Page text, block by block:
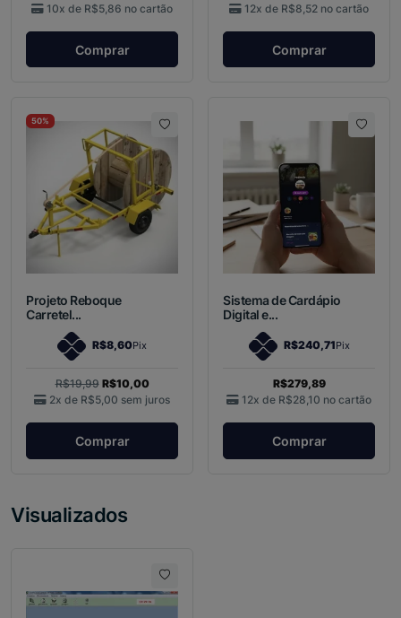
10x de R$5,86 no cartão
Comprar
12x de R$8,52 no cartão
Comprar
50%
Projeto Reboque
Carretel...
R$8,60Pix
R$19,99 R$10,00
2x de R$5,00 sem juros
Comprar
Sistema de Cardápio
Digital e...
R$240,71Pix
R$279,89
12x de R$28,10 no cartão
Comprar
Visualizados